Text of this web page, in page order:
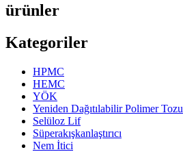
ürünler
Kategoriler
HPMC
HEMC
YÖK
Yeniden Dağıtılabilir Polimer Tozu
Selüloz Lif
Süperakışkanlaştırıcı
Nem İtici